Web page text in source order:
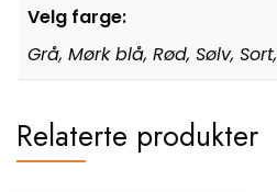
Velg farge:
Grå, Mørk blå, Rød, Sølv, Sort,
Relaterte produkter